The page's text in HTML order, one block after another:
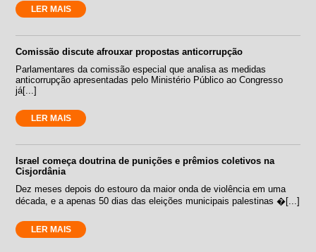
LER MAIS
Comissão discute afrouxar propostas anticorrupção
Parlamentares da comissão especial que analisa as medidas
anticorrupção apresentadas pelo Ministério Público ao Congresso
já[...]
LER MAIS
Israel começa doutrina de punições e prêmios coletivos na
Cisjordânia
Dez meses depois do estouro da maior onda de violência em uma
década, e a apenas 50 dias das eleições municipais palestinas �[...]
LER MAIS